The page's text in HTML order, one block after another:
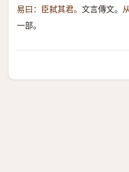
易曰：臣弑其君。 文言傳文。
一部。